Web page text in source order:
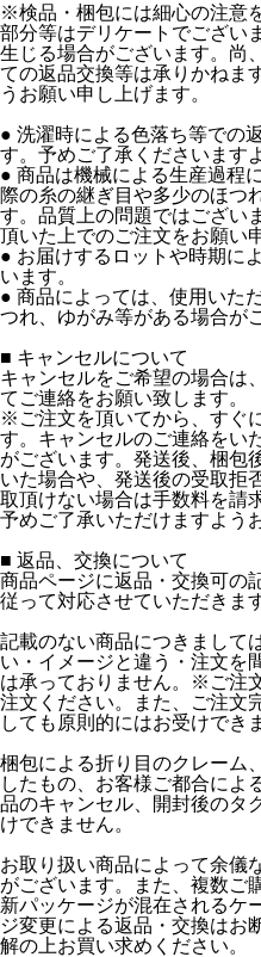
※検品・梱包には細心の注意
部分等はデリケートでござい
生じる場合がございます。尚
ての返品交換等は承りかねま
うお願い申し上げます。
● 洗濯時による色落ち等での
す。予めご了承くださいます
● 商品は機械による生産過程
際の糸の継ぎ目や多少のほつ
す。品質上の問題ではござい
頂いた上でのご注文をお願い
● お届けするロットや時期に
います。
● 商品によっては、使用いた
つれ、ゆがみ等がある場合が
■ キャンセルについて
キャンセルをご希望の場合は
てご連絡をお願い致します。
※ご注文を頂いてから、すぐ
す。キャンセルのご連絡をい
がございます。発送後、梱包
いた場合や、発送後の受取拒
取頂けない場合は手数料を請
予めご了承いただけますよう
■ 返品、交換について
商品ページに返品・交換可の
従って対応させていただきます
記載のない商品につきまして
い・イメージと違う・注文を
は承っておりません。※ご注
注文ください。また、ご注文
しても原則的にはお受けでき
梱包による折り目のクレーム
したもの、お客様ご都合によ
品のキャンセル、開封後のタ
けできません。
お取り扱い商品によって余儀
がございます。また、複数ご
新パッケージが混在されるケ
ジ変更による返品・交換はお
解の上お買い求めください。